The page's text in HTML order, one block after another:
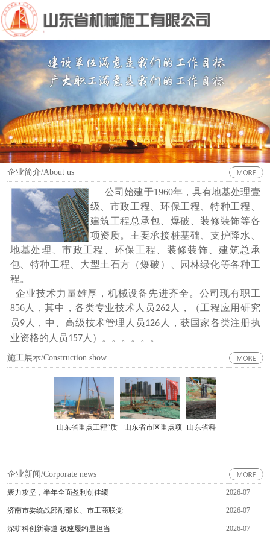
企业简介/About us
公司始建于1960年，具有地基处理壹
级、市政工程、环保工程、特种工程、
建筑工程总承包、爆破、装修装饰等各
项资质。主要承接桩基础、支护降水、
地基处理、市政工程、环保工程、装修装饰、建筑总承
包、特种工程、大型土石方（爆破）、园林绿化等各种工
程。
企业技术力量雄厚，机械设备先进齐全。公司现有职工
856人，其中，各类专业技术人员262人，（工程应用研究
员9 人，中、高级技术管理人员126 人，获国家各类注册执
业资格的人员157人） 。。。。。。
施工展示/Construction show
山东省重点工程“质
山东省市区重点项
山东省科技馆桩基项
企业新闻/Corporate news
聚力攻坚，半年全面盈利创佳绩 2026-07
济南市委统战部副部长、市工商联党 2026-07
深耕科创新赛道 极速履约显担当 2026-07